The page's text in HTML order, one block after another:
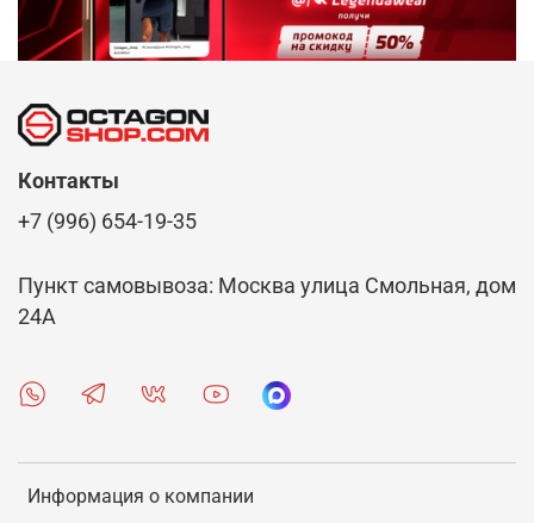
Информация о компании
Контакты
+7 (996) 654-19-35
Пункт самовывоза: Москва улица Смольная, дом
24А